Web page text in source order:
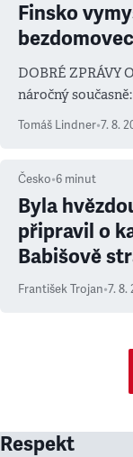
Finsko
DOBRÉ ZPRÁVY
náročný
prioritu
Tomáš Lindner•7. 8.
Česko•6 minut
Byla
připravil o
Babišově
František Trojan•7. 8.
Respekt